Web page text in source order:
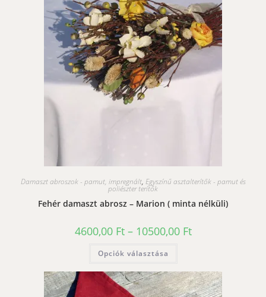
Damaszt abroszok - pamut, impregnált, Egyszínű asztalterítők - pamut és
poliészter terítők
Fehér damaszt abrosz – Marion ( minta nélküli)
4600,00 Ft – 10500,00 FtÁrtartomány:
4600,00 Ft
Opciók választása
több
variációja
van.